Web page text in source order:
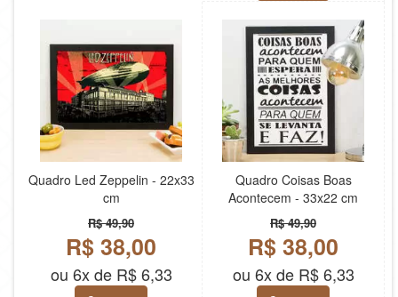
Quadro Led Zeppelin - 22x33
cm
R$ 49,90
R$ 38,00
ou 6x de R$ 6,33
Quadro Coisas Boas
Acontecem - 33x22 cm
R$ 49,90
R$ 38,00
ou 6x de R$ 6,33